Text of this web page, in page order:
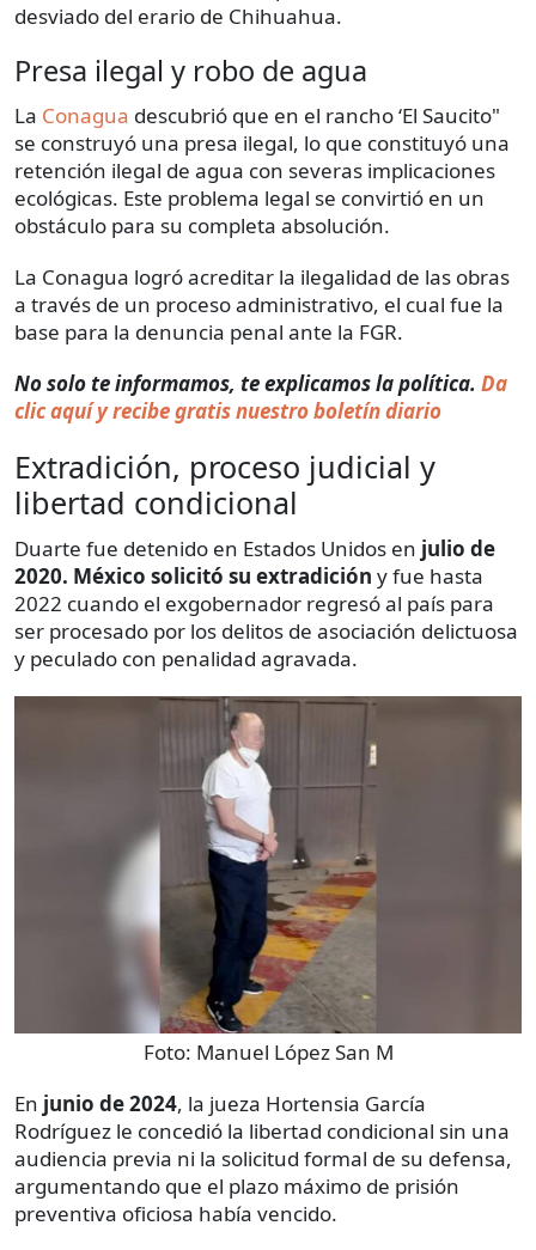
desviado del erario de Chihuahua.
Presa ilegal y robo de agua
La Conagua descubrió que en el rancho ‘El Saucito"
se construyó una presa ilegal, lo que constituyó una
retención ilegal de agua con severas implicaciones
ecológicas. Este problema legal se convirtió en un
obstáculo para su completa absolución.
La Conagua logró acreditar la ilegalidad de las obras
a través de un proceso administrativo, el cual fue la
base para la denuncia penal ante la FGR.
No solo te informamos, te explicamos la política. Da
clic aquí y recibe gratis nuestro boletín diario
Extradición, proceso judicial y
libertad condicional
Duarte fue detenido en Estados Unidos en julio de
2020. México solicitó su extradición y fue hasta
2022 cuando el exgobernador regresó al país para
ser procesado por los delitos de asociación delictuosa
y peculado con penalidad agravada.
Foto: Manuel López San M
En junio de 2024, la jueza Hortensia García
Rodríguez le concedió la libertad condicional sin una
audiencia previa ni la solicitud formal de su defensa,
argumentando que el plazo máximo de prisión
preventiva oficiosa había vencido.